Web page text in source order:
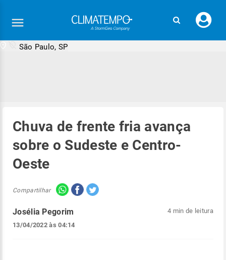
seu
São Paulo, SP
Chuva de frente fria avança
sobre o Sudeste e Centro-
Oeste
Compartilhar
Josélia Pegorim
13/04/2022 às 04:14
4 min de leitura